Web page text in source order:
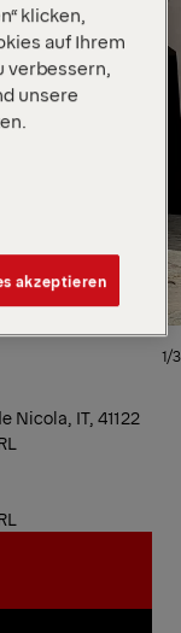
1/3
Nicola, IT, 41122
klicken,
auf Ihrem
verbessern,
unsere
akzeptieren